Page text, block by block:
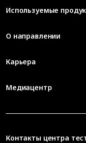
Контакты центра
Используемые
О направлении
Карьера
Медиацентр